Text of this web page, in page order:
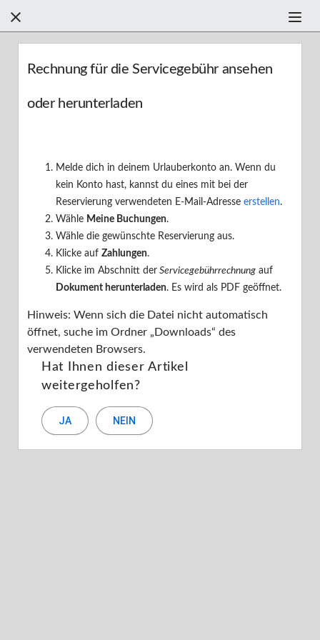
Finden Sie anhand der Kategorien Hilfe
Ihre Bewertung
Erste Schritte
Sicherheit
Ihr Benutzerkonto
Ihr Inserat
Buchungsassistent

Rechnung für die Servicegebühr ansehen
oder herunterladen
Melde dich in deinem Urlauberkonto an. Wenn du
kein Konto hast, kannst du eines mit bei der
Reservierung verwendeten E-Mail-Adresse erstellen.
Wähle Meine Buchungen.
Wähle die gewünschte Reservierung aus.
Klicke auf Zahlungen.
Klicke im Abschnitt der Servicegebührrechnung auf
Dokument herunterladen. Es wird als PDF geöffnet.
Hinweis: Wenn sich die Datei nicht automatisch
öffnet, suche im Ordner „Downloads“ des
verwendeten Browsers.
Hat Ihnen dieser Artikel
weitergeholfen?
JA NEIN